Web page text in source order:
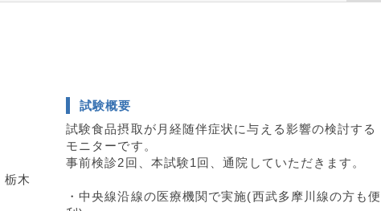
栃木
試験概要
試験食品摂取が月経随伴症状に与える影響の検討する
モニターです。
事前検診2回、本試験1回、通院していただきます。
・中央線沿線の医療機関で実施(西武多摩川線の方も便